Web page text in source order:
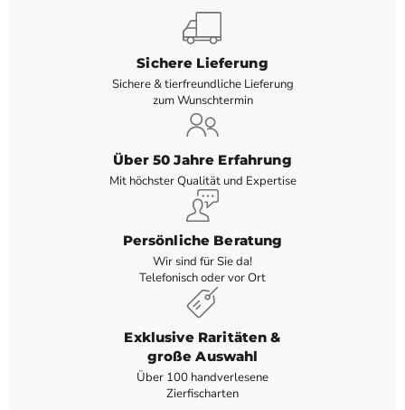
Sichere Lieferung
Sichere & tierfreundliche Lieferung
zum Wunschtermin
Über 50 Jahre Erfahrung
Mit höchster Qualität und Expertise
Persönliche Beratung
Wir sind für Sie da!
Telefonisch oder vor Ort
Exklusive Raritäten &
große Auswahl
Über 100 handverlesene
Zierfischarten